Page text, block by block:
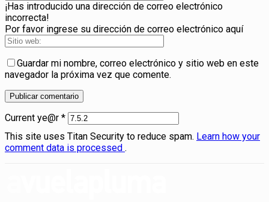
¡Has introducido una dirección de correo electrónico
incorrecta!
Por favor ingrese su dirección de correo electrónico aquí
Guardar mi nombre, correo electrónico y sitio web en este
navegador la próxima vez que comente.
Current ye@r *
This site uses Titan Security to reduce spam. Learn how your
comment data is processed .